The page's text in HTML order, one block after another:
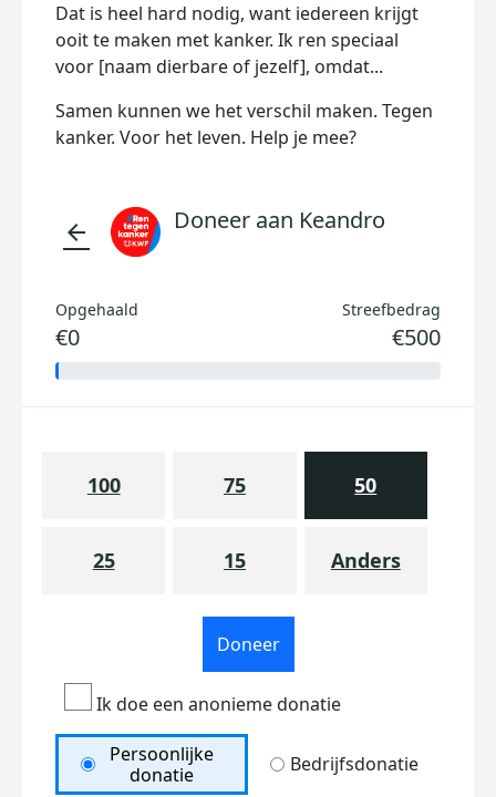
Dat is heel hard nodig, want iedereen krijgt
ooit te maken met kanker. Ik ren speciaal
voor [naam dierbare of jezelf], omdat...
Samen kunnen we het verschil maken. Tegen
kanker. Voor het leven. Help je mee?
arrow_back Doneer aan Keandro
Opgehaald
€0
Streefbedrag
€500
100 75 50
25 15 Anders
Doneer
Ik doe een anonieme donatie
Persoonlijke
donatie
Bedrijfsdonatie